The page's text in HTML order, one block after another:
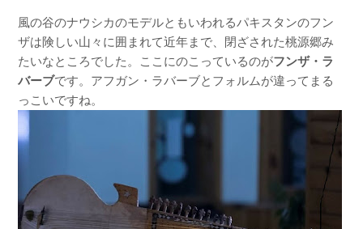
風の谷のナウシカのモデルともいわれるパキスタンのフン
ザは険しい山々に囲まれて近年まで、閉ざされた桃源郷み
たいなところでした。ここにのこっているのがフンザ・ラ
バーブです。アフガン・ラバーブとフォルムが違ってまる
っこいですね。